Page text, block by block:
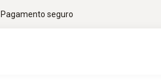
Pagamento seguro